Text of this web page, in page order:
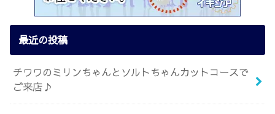
最近の投稿
チワワのミリンちゃんとソルトちゃんカットコースで
ご来店♪